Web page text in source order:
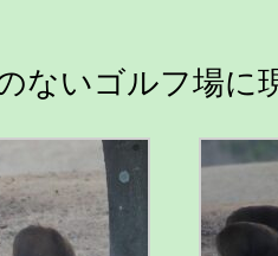
ないゴルフ場に